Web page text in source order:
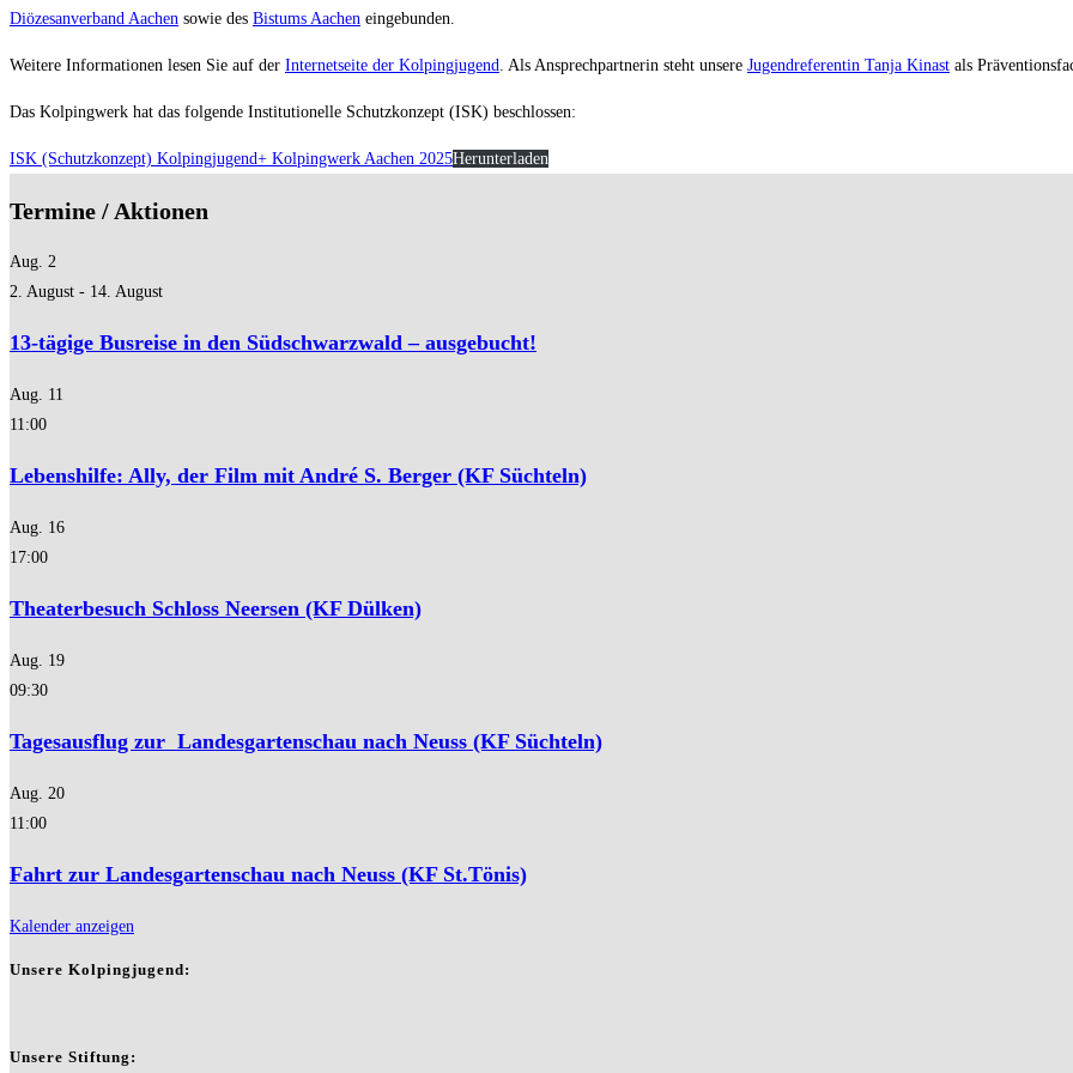
Diözesanverband Aachen sowie des Bistums Aachen eingebunden.
Weitere Informationen lesen Sie auf der Internetseite der Kolpingjugend. Als Ansprechpartnerin steht unsere Jugendreferentin Tanja Kinast als
Das Kolpingwerk hat das folgende Institutionelle Schutzkonzept (ISK) beschlossen:
ISK (Schutzkonzept) Kolpingjugend+ Kolpingwerk Aachen 2025Herunterladen
Termine / Aktionen
Aug. 2
2. August - 14. August
13-tägige Busreise in den Südschwarzwald – ausgebucht!
Aug. 11
11:00
Lebenshilfe: Ally, der Film mit André S. Berger (KF Süchteln)
Aug. 16
17:00
Theaterbesuch Schloss Neersen (KF Dülken)
Aug. 19
09:30
Tagesausflug zur Landesgartenschau nach Neuss (KF Süchteln)
Aug. 20
11:00
Fahrt zur Landesgartenschau nach Neuss (KF St.Tönis)
Kalender anzeigen
Unsere Kolpingjugend:
Unsere Stiftung: